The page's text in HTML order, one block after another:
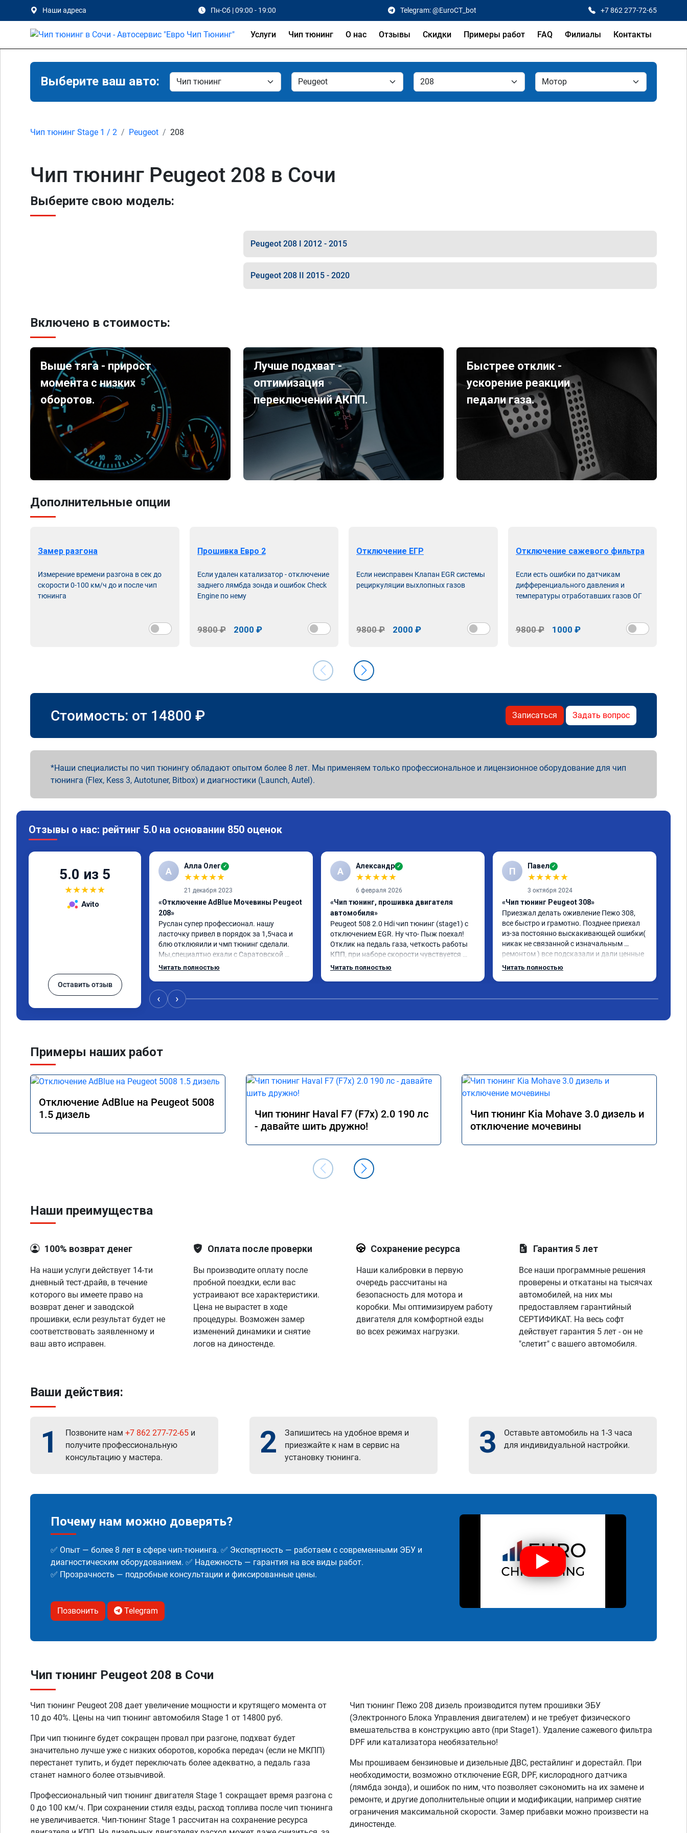
Наши адреса Пн-Сб | 09:00 - 19:00 Telegram: @EuroCT_bot +7 862 277-72-65
Услуги Чип тюнинг О нас Отзывы Скидки Примеры работ FAQ Филиалы Контакты
Выберите ваш авто:
Чип тюнинг Stage 1 / 2 Peugeot 208
Чип тюнинг Peugeot 208 в Сочи
Выберите свою модель:
Peugeot 208 I 2012 - 2015
Peugeot 208 II 2015 - 2020
Включено в стоимость:
Выше тяга - прирост
момента с низких
оборотов.
Лучше подхват -
оптимизация
переключений АКПП.
Быстрее отклик -
ускорение реакции
педали газа.
Дополнительные опции
Замер разгона
Измерение времени разгона в сек до
скорости 0-100 км/ч до и после чип
тюнинга
Прошивка Евро 2
Если удален катализатор - отключение
заднего лямбда зонда и ошибок Check
Engine по нему
9800 ₽ 2000 ₽
Отключение ЕГР
Если неисправен Клапан EGR системы
рециркуляции выхлопных газов
9800 ₽ 2000 ₽
Отключение сажевого фильтра
Если есть ошибки по датчикам
дифференциального давления и
температуры отработавших газов ОГ
9800 ₽ 1000 ₽
Стоимость: от 14800 ₽ Записаться Задать вопрос
Наши специалисты по чип тюнингу обладают опытом более 8 лет. Мы применяем только профессиональное и лицензионное оборудование для чип
тюнинга (Flex, Kess 3, Autotuner, Bitbox) и диагностики (Launch, Autel).
Отзывы о нас: рейтинг 5.0 на основании 850 оценок
5.0 из 5
★★★★★
Avito
Оставить отзыв
А Алла Олег ✓
★★★★★
21 декабря 2023
«Отключение AdBlue Мочевины Peugeot
208»
Руслан супер профессионал. нашу
ласточку привел в порядок за 1,5часа и
блю отклюяили и чмп тюнинг сделали.
Мы,специалтно ехали с Саратовской
области до Самары и не зря. Но у них есть
,все быстро и качественно. Всем только
сюда.
Читать полностью
А Александр ✓
★★★★★
6 февраля 2026
«Чип тюнинг, прошивка двигателя
автомобиля»
Peugeot 508 2.0 Hdi чип тюнинг (stage1) с
отключением EGR. Ну что- Пыж поехал!
Отклик на педаль газа, четкость работы
КПП, при наборе скорости чувствуется
солидный запас мощности. Ребята
Читать полностью
П Павел ✓
★★★★★
3 октября 2024
«Чип тюнинг Peugeot 308»
Приезжал делать оживление Пежо 308,
все быстро и грамотно. Позднее приехал
из-за постоянно выскакивающей ошибки(
никак не связанной с изначальным
ремонтом ) все подсказали и дали ценные
указания как поступить. Категорически
Читать полностью
‹ ›
Примеры наших работ
Отключение AdBlue на Peugeot 5008
1.5 дизель
Чип тюнинг Haval F7 (F7x) 2.0 190 лс
- давайте шить дружно!
Чип тюнинг Kia Mohave 3.0 дизель и
отключение мочевины
Наши преимущества
100% возврат денег
На наши услуги действует 14-ти
дневный тест-драйв, в течение
которого вы имеете право на
возврат денег и заводской
прошивки, если результат будет не
соответствовать заявленному и
ваш авто исправен.
Оплата после проверки
Вы производите оплату после
пробной поездки, если вас
устраивают все характеристики.
Цена не вырастет в ходе
процедуры. Возможен замер
изменений динамики и снятие
логов на диностенде.
Сохранение ресурса
Наши калибровки в первую
очередь рассчитаны на
безопасность для мотора и
коробки. Мы оптимизируем работу
двигателя для комфортной езды
во всех режимах нагрузки.
Гарантия 5 лет
Все наши программные решения
проверены и откатаны на тысячах
автомобилей, на них мы
предоставляем гарантийный
СЕРТИФИКАТ. На весь софт
действует гарантия 5 лет - он не
"слетит" с вашего автомобиля.
Ваши действия:
1 Позвоните нам +7 862 277-72-65 и
получите профессиональную
консультацию у мастера.
2
Запишитесь на удобное время и
приезжайте к нам в сервис на
установку тюнинга.
3
Оставьте автомобиль на 1-3 часа
для индивидуальной настройки.
Почему нам можно доверять?
✅ Опыт — более 8 лет в сфере чип-тюнинга. ✅ Экспертность — работаем с современными ЭБУ и
диагностическим оборудованием. ✅ Надежность — гарантия на все виды работ.
✅ Прозрачность — подробные консультации и фиксированные цены.
Позвонить Telegram
Чип тюнинг Peugeot 208 в Сочи
Чип тюнинг Peugeot 208 дает увеличение мощности и крутящего момента от
10 до 40%. Цены на чип тюнинг автомобиля Stage 1 от 14800 руб.
При чип тюнинге будет сокращен провал при разгоне, подхват будет
значительно лучше уже с низких оборотов, коробка передач (если не МКПП)
перестанет тупить, и будет переключать более адекватно, а педаль газа
станет намного более отзывчивой.
Профессиональный чип тюнинг двигателя Stage 1 сокращает время разгона с
0 до 100 км/ч. При сохранении стиля езды, расход топлива после чип тюнинга
не увеличивается. Чип-тюнинг Stage 1 рассчитан на сохранение ресурса
Чип тюнинг Пежо 208 дизель производится путем прошивки ЭБУ
(Электронного Блока Управления двигателем) и не требует физического
вмешательства в конструкцию авто (при Stage1). Удаление сажевого фильтра
DPF или катализатора необязательно!
Мы прошиваем бензиновые и дизельные ДВС, рестайлинг и дорестайл. При
необходимости, возможно отключение EGR, DPF, кислородного датчика
(лямбда зонда), и ошибок по ним, что позволяет сэкономить на их замене и
ремонте, и другие дополнительные опции и модификации, например снятие
ограничения максимальной скорости. Замер прибавки можно произвести на
диностенде.